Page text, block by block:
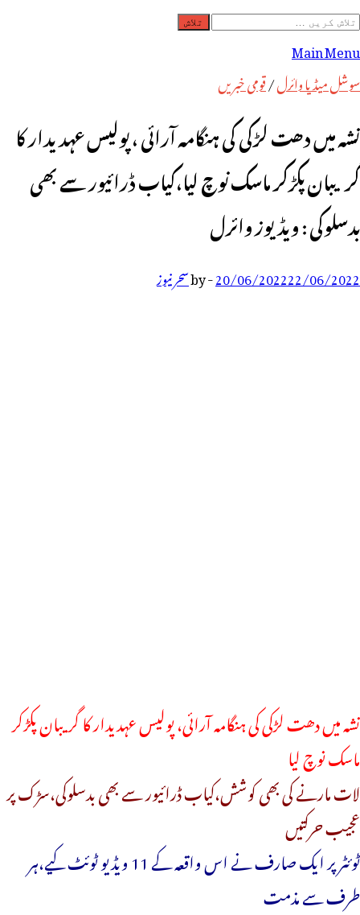
تلاش
کریں
برائے:
Main Menu
سوشل میڈیا وائرل/قومی خبریں
نشہ میں دھت لڑکی کی ہنگامہ آرائی ، پولیس عہدیدار کا
گریبان پکڑکر ماسک نوچ لیا،کیاب ڈرائیور سے بھی
بدسلوکی : ویڈیوز وائرل
20/06/202222/06/2022
-
byسحر نیوز
نشہ میں دھت لڑکی کی ہنگامہ آرائی، پولیس عہدیدار کا گریبان پکڑکر
ماسک نوچ لیا
لات مارنے کی بھی کوشش،کیاب ڈرائیور سے بھی بدسلوکی،سڑک پر
عجیب حرکتیں
ٹوئٹر پر ایک صارف نے اس واقعہ کے 11 ویڈیو ٹوئٹ کیے،ہر
طرف سے مذمت